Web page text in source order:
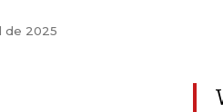
de 2025